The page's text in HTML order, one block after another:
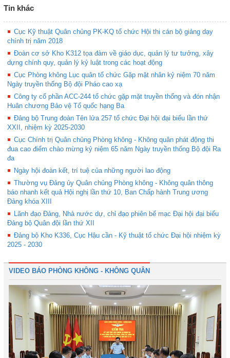
Tin khác
Cục Kỹ thuật Quân chủng PK-KQ tổ chức Hội thi cán bộ giảng dạy
chính trị năm 2018
Đoàn cơ sở Kho K312 tọa đàm về giáo dục, quản lý tư tưởng, xây
dựng chính quy, quản lý kỷ luật trong các hoạt động
Cục Phòng không Lục quân tổ chức Gặp mặt nhân kỷ niệm 70 năm
Ngày truyền thống Bộ đội Pháo cao xạ
Công ty cổ phần ACC-244 tổ chức gặp mặt truyền thống và đón nhận
Huân chương Bảo vệ Tổ quốc hạng Ba
Đảng bộ Trung đoàn Tên lửa 257 tổ chức Đại hội đại biểu lần thứ
XXII, nhiệm kỳ 2025-2030
Cục Chính trị Quân chủng Phòng không - Không quân phát động thi
đua cao điểm chào mừng kỷ niệm 65 năm Ngày truyền thống Bộ đội Ra
đa
Ngày hội đoàn kết, trí tuệ của những người lao động
Thường vụ Đảng ủy Quân chủng Phòng không - Không quân thông
báo nhanh kết quả Hội nghị lần thứ 10, Ban Chấp hành Trung ương
Đảng khóa XIII
Lãnh đạo Đảng, Nhà nước dự, chỉ đạo phiên bế mạc Đại hội đại biểu
Đảng bộ Quân đội lần thứ XII
Đảng bộ Kho K336, Cục Hậu cần - Kỹ thuật tổ chức Đại hội nhiệm kỳ
2025 - 2030
VIDEO BÁO PHÒNG KHÔNG - KHÔNG QUÂN